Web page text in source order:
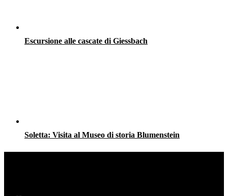
Escursione alle cascate di Giessbach
Soletta: Visita al Museo di storia Blumenstein